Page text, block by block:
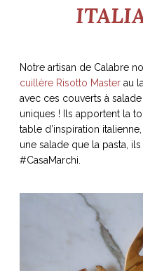
Notre artisan de Calabre
cuillère Risotto Masterau
avec ces couverts à
uniques ! Ils apportent la
table d’inspiration
une salade que la pasta,
#CasaMarchi.